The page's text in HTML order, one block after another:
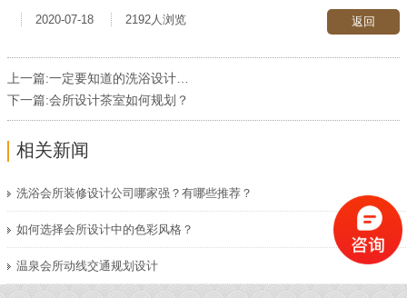
返回
2020-07-18 2192人浏览
上一篇:一定要知道的洗浴设计三大注意事项
下一篇:会所设计茶室如何规划？
相关新闻
洗浴会所装修设计公司哪家强？有哪些推荐？
如何选择会所设计中的色彩风格？
温泉会所动线交通规划设计